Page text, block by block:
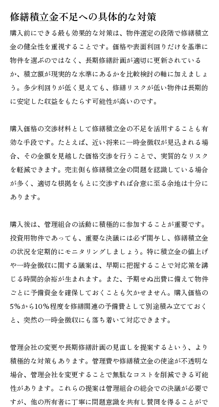
修繕積立金不足への具体的な対策
購入前にできる最も効果的な対策は、物件選定の段階で修繕積立
金の健全性を重視することです。価格や表面利回りだけを基準に
物件を選ぶのではなく、長期修繕計画が適切に更新されている
か、積立額が現実的な水準にあるかを比較検討の軸に加えましょ
う。多少利回りが低く見えても、修繕リスクが低い物件は長期的
に安定した収益をもたらす可能性が高いのです。
購入価格の交渉材料として修繕積立金の不足を活用することも有
効な手段です。たとえば、近い将来に一時金徴収が見込まれる場
合、その金額を見越した価格交渉を行うことで、実質的なリスク
を軽減できます。売主側も修繕積立金の問題を認識している場合
が多く、適切な根拠をもとに交渉すれば合意に至る余地は十分に
あります。
購入後は、管理組合の活動に積極的に参加することが重要です。
投資用物件であっても、重要な決議には必ず関与し、修繕積立金
の状況を定期的にモニタリングしましょう。特に積立金の値上げ
や一時金徴収に関する議案は、早期に把握することで対応策を講
じる時間的余裕が生まれます。また、予期せぬ出費に備えて物件
ごとに予備資金を確保しておくことも欠かせません。購入価格の
5%から10%程度を修繕関連の予備費として別途積み立てておく
と、突然の一時金徴収にも落ち着いて対応できます。
管理会社の変更や長期修繕計画の見直しを提案するという、より
積極的な対策もあります。管理費や修繕積立金の使途が不透明な
場合、管理会社を変更することで無駄なコストを削減できる可能
性があります。これらの提案は管理組合の総会での決議が必要で
すが、他の所有者に丁寧に問題意識を共有し賛同を得ることがで